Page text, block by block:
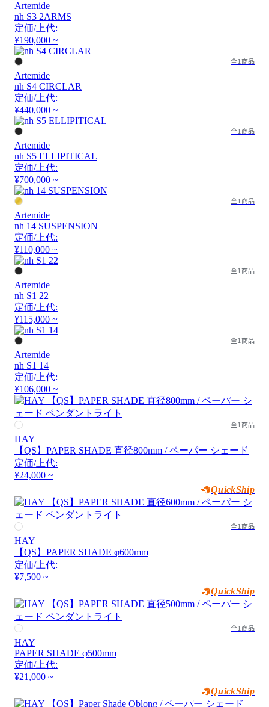
Artemide
nh S3 2ARMS
定価/上代:
¥190,000 ~
全1商品
Artemide
nh S4 CIRCLAR
定価/上代:
¥440,000 ~
全1商品
Artemide
nh S5 ELLIPITICAL
定価/上代:
¥700,000 ~
全1商品
Artemide
nh 14 SUSPENSION
定価/上代:
¥110,000 ~
全1商品
Artemide
nh S1 22
定価/上代:
¥115,000 ~
全1商品
Artemide
nh S1 14
定価/上代:
¥106,000 ~
全1商品
HAY
【QS】PAPER SHADE 直径800mm / ペーパー シェード
定価/上代:
¥24,000 ~
QuickShip
全1商品
HAY
【QS】PAPER SHADE φ600mm
定価/上代:
¥7,500 ~
QuickShip
全1商品
HAY
PAPER SHADE φ500mm
定価/上代:
¥21,000 ~
QuickShip